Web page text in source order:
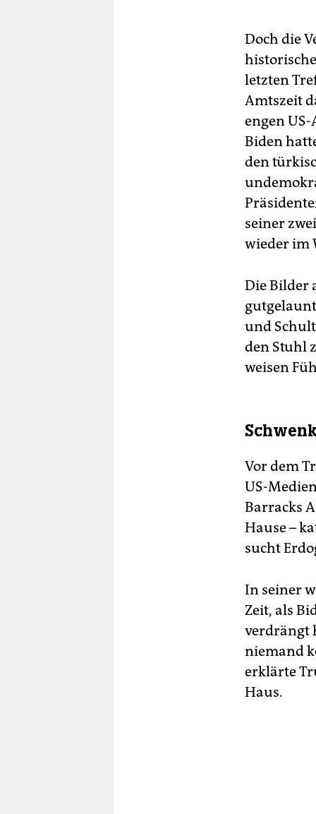
Doch die
letzten
Amtszeit
engen
Biden
den
seiner
wieder im
Die Bilder
und
den Stuhl
weisen
Vor dem
US-
Barracks
Hause –
sucht
In seiner
Zeit, als
verdrängt
niemand
erklärte
Haus.